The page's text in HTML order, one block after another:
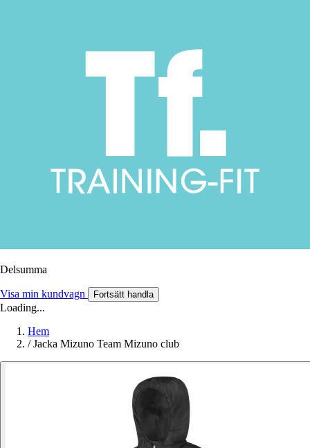
Delsumma
Visa min kundvagn Fortsätt handla
Loading...
Hem
/ Jacka Mizuno Team Mizuno club